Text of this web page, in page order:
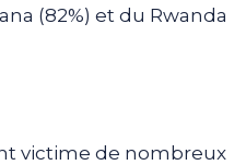
(82%) et du Rwanda
victime de nombreux